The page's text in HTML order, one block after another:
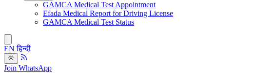
GAMCA Medical Test Appointment
Efada Medical Report for Driving License
GAMCA Medical Test Status
EN हिन्दी
Join WhatsApp